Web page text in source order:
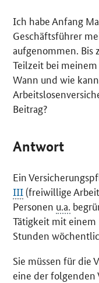
Ich habe Anfang
Geschäftsführer
aufgenommen. Bis
Teilzeit bei
Wann und wie
Beitrag?
Antwort
Ein
III(freiwillige
Personen u.a.
Tätigkeit mit
Stunden
Sie müssen für die
eine der folgenden